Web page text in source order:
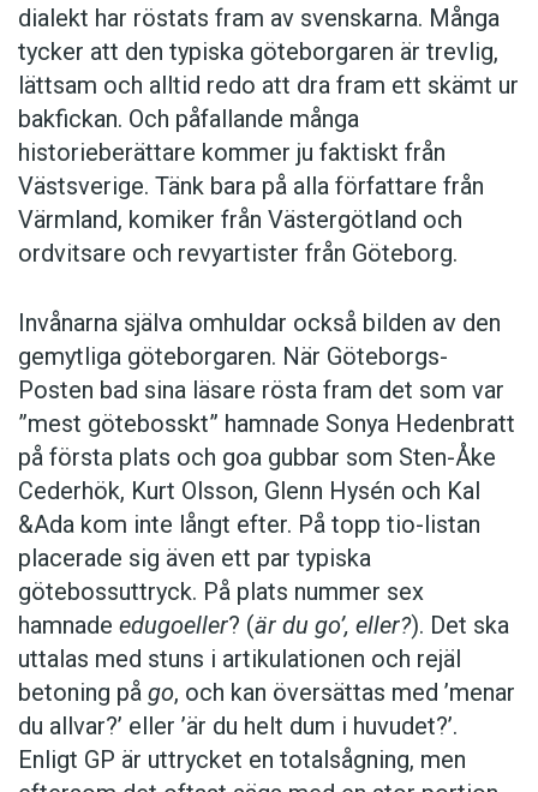
dialekt har röstats fram av svenskarna. Många
tycker att den typiska göteborgaren är trevlig,
lättsam och alltid redo att dra fram ett skämt ur
bakfickan. Och påfallande många
historieberättare kommer ju faktiskt från
Västsverige. Tänk bara på alla författare från
Värmland, komiker från Västergötland och
ordvitsare och revyartister från Göteborg.
Invånarna själva omhuldar också bilden av den
gemytliga göteborgaren. När Göteborgs-
Posten bad sina läsare rösta fram det som var
”mest götebosskt” hamnade Sonya Hedenbratt
på första plats och goa gubbar som Sten-Åke
Cederhök, Kurt Olsson, Glenn Hysén och Kal
&Ada kom inte långt efter. På topp tio-listan
placerade sig även ett par typiska
götebossuttryck. På plats nummer sex
hamnade edugoeller? (är du go’, eller?). Det ska
uttalas med stuns i artikulationen och rejäl
betoning på go, och kan översättas med ’menar
du allvar?’ eller ’är du helt dum i huvudet?’.
Enligt GP är uttrycket en totalsågning, men